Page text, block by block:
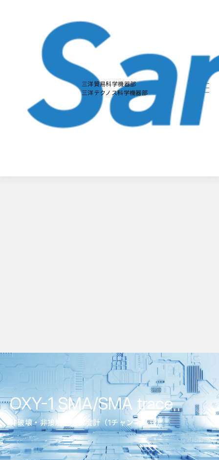
三洋貿易科学機器部
三洋テクノス科学機器部
OXY-1 SMA/SMA trace
非破壊・非接触酸素濃度計（1チャンネル式）